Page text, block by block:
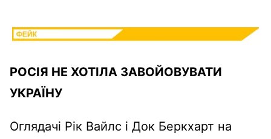
РОСІЯ НЕ ХОТІЛА ЗАВОЙОВУВАТИ
УКРАЇНУ
Оглядачі Рік Вайлс і Док Беркхарт на